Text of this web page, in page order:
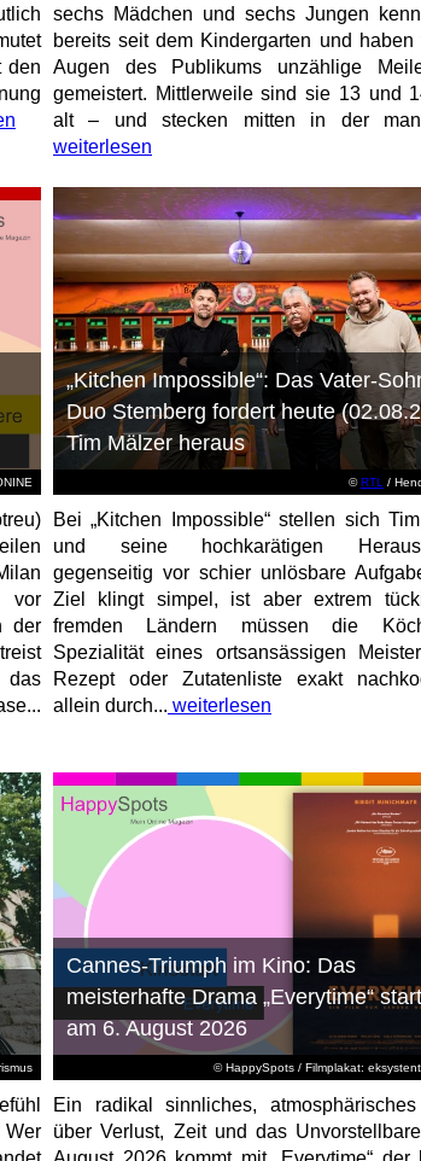
den
sechs Mädchen und sechs Jungen
bereits seit dem Kindergarten und haben
Augen des Publikums unzählige
gemeistert. Mittlerweile sind sie 13 und
alt – und stecken mitten in der
weiterlesen
vor
der
das
©RTL /
„Kitchen Impossible“: Das Vater-
Duo Stemberg fordert heute
Tim Mälzer heraus
Bei „Kitchen Impossible“ stellen sich
und seine hochkarätigen
gegenseitig vor schier unlösbare
Ziel klingt simpel, ist aber extrem
fremden Ländern müssen die
Spezialität eines ortsansässigen
Rezept oder Zutatenliste exakt
allein durch... weiterlesen
© HappySpots / Filmplakat:
Cannes-Triumph im Kino: Das
meisterhafte Drama „Everytime“
am 6. August 2026
Ein radikal sinnliches,
über Verlust, Zeit und das